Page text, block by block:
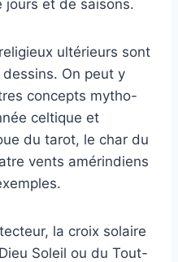
jours et de saisons.
ultérieurs sont
On peut y
concepts mytho-
celtique et
du tarot, le char du
vents amérindiens
la croix solaire
Soleil ou du Tout-